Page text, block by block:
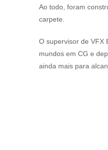
Ao todo, foram
carpete.
O supervisor de VFX
mundos em CG e
ainda mais para